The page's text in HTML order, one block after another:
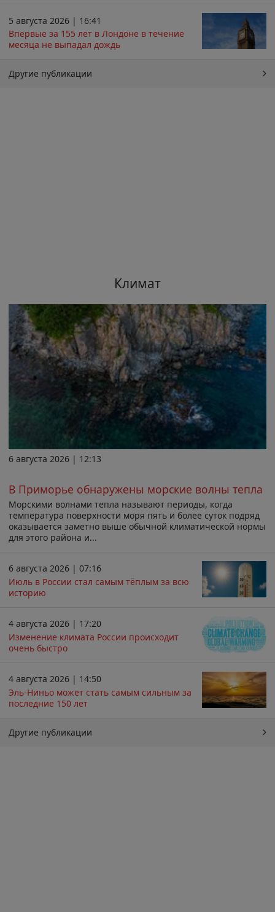
5 августа 2026 | 16:41
Впервые за 155 лет в Лондоне в течение
месяца не выпадал дождь
Другие публикации
Климат
6 августа 2026 | 12:13
В Приморье обнаружены морские волны тепла
Морскими волнами тепла называют периоды, когда
температура поверхности моря пять и более суток подряд
оказывается заметно выше обычной климатической нормы
для этого района и...
6 августа 2026 | 07:16
Июль в России стал самым тёплым за всю
историю
4 августа 2026 | 17:20
Изменение климата России происходит
очень быстро
4 августа 2026 | 14:50
Эль-Ниньо может стать самым сильным за
последние 150 лет
Другие публикации